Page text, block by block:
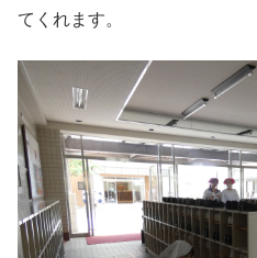
てくれます。